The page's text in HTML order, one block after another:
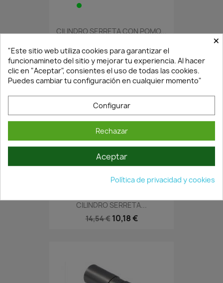
CILINDRO SERRETA CON POMO...
Agotado·Envío 7/14 días
CILINDRO SERRETA...
14,54 € 10,18 €
×
"Este sitio web utiliza cookies para garantizar el
funcionamineto del sitio y mejorar tu experiencia. Al hacer
clic en "Aceptar", consientes el uso de todas las cookies.
Puedes cambiar tu configuración en cualquier momento"
Configurar
Rechazar
Aceptar
Política de privacidad y cookies